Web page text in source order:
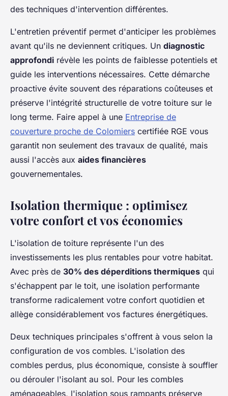
des techniques d'intervention différentes.
L'entretien préventif permet d'anticiper les problèmes
avant qu'ils ne deviennent critiques. Un diagnostic
approfondi révèle les points de faiblesse potentiels et
guide les interventions nécessaires. Cette démarche
proactive évite souvent des réparations coûteuses et
préserve l'intégrité structurelle de votre toiture sur le
long terme. Faire appel à une Entreprise de
couverture proche de Colomiers certifiée RGE vous
garantit non seulement des travaux de qualité, mais
aussi l'accès aux aides financières
gouvernementales.
Isolation thermique : optimisez
votre confort et vos économies
L'isolation de toiture représente l'un des
investissements les plus rentables pour votre habitat.
Avec près de 30% des déperditions thermiques qui
s'échappent par le toit, une isolation performante
transforme radicalement votre confort quotidien et
allège considérablement vos factures énergétiques.
Deux techniques principales s'offrent à vous selon la
configuration de vos combles. L'isolation des
combles perdus, plus économique, consiste à souffler
ou dérouler l'isolant au sol. Pour les combles
aménageables, l'isolation sous rampants préserve